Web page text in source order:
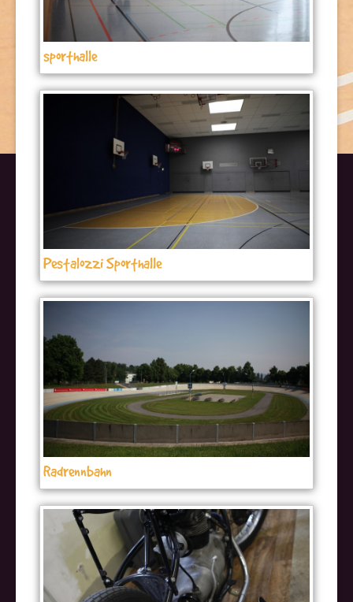
sporthalle
Pestalozzi Sporthalle
Radrennbahn